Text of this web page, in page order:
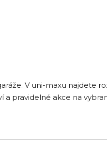
V uni-maxu najdete
a pravidelné akce na